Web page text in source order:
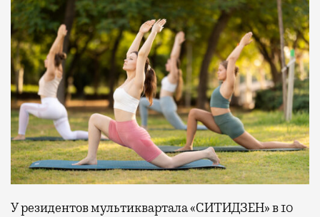
У резидентов мультиквартала «СИТИДЗЕН» в 10